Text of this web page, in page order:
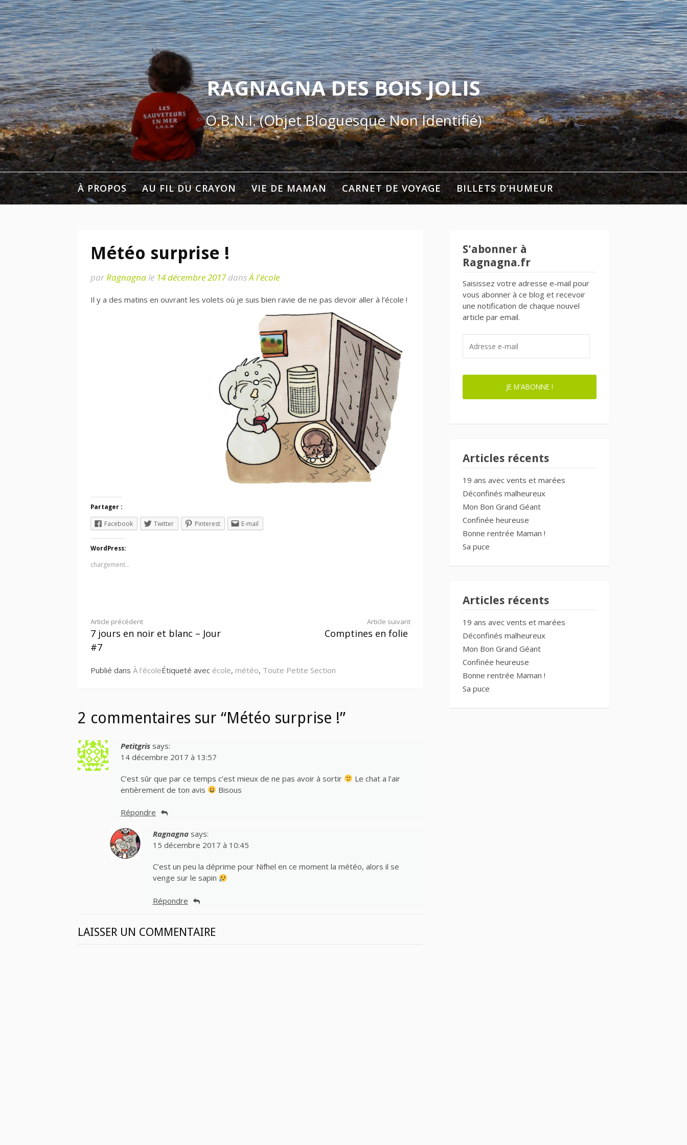
Aller
au
contenu
RAGNAGNA DES BOIS JOLIS
O.B.N.I. (Objet Bloguesque Non Identifié)
À PROPOS AU FIL DU CRAYON VIE DE MAMAN CARNET DE VOYAGE BILLETS D’HUMEUR
Météo surprise !
parRagnagnale 14 décembre 2017dansÀ l'école
Il y a des matins en ouvrant les volets où je suis bien ravie de ne pas devoir aller à l’école !
Partager :
Facebook Twitter Pinterest E-mail
WordPress:
chargement…
Lire
la
Article précédent
7 jours en noir et blanc – Jour
#7
Article suivant
Comptines en folie
Publié dans À l'écoleÉtiqueté avec école, météo, Toute Petite Section
2 commentaires sur “Météo surprise !”
Petitgris says:
14 décembre 2017 à 13:57
C’est sûr que par ce temps c’est mieux de ne pas avoir à sortir
Le chat a l’air
entièrement de ton avis
Bisous
Répondre
Ragnagna says:
15 décembre 2017 à 10:45
C’est un peu la déprime pour Nifhel en ce moment la météo, alors il se
venge sur le sapin
Répondre
LAISSER UN COMMENTAIRE
S'abonner à
Ragnagna.fr
Saisissez votre adresse e-mail pour
vous abonner à ce blog et recevoir
une notification de chaque nouvel
article par email.
MAIL
JE M'ABONNE !
Articles récents
19 ans avec vents et marées
Déconfinés malheureux
Mon Bon Grand Géant
Confinée heureuse
Bonne rentrée Maman !
Sa puce
Articles récents
19 ans avec vents et marées
Déconfinés malheureux
Mon Bon Grand Géant
Confinée heureuse
Bonne rentrée Maman !
Sa puce